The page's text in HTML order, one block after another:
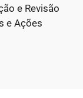
e Revisão
e Ações